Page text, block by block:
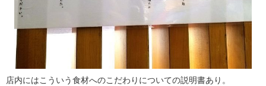
店内にはこういう食材へのこだわりについての説明書あり。